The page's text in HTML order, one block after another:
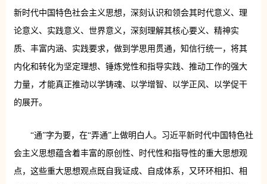
新时代中国特色社会主义思想，深刻认识和领会其时代意义、理
论意义、实践意义、世界意义，深刻理解其核心要义、精神实
质、丰富内涵、实践要求，做到学思用贯通，知信行统一，将其
内化和转化为坚定理想、锤炼党性和指导实践、推动工作的强大
力量，才能真正推动以学铸魂、以学增智、以学正风、以学促干
的展开。
“通”字为要，在“弄通”上做明白人。习近平新时代中国特色社
会主义思想蕴含着丰富的原创性、时代性和指导性的重大思想观
点，这些重大思想观点既自我证成、自成体系，又环环相扣、相